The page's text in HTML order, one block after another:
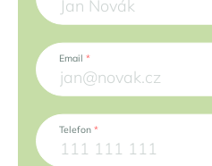
Email *
Telefon *